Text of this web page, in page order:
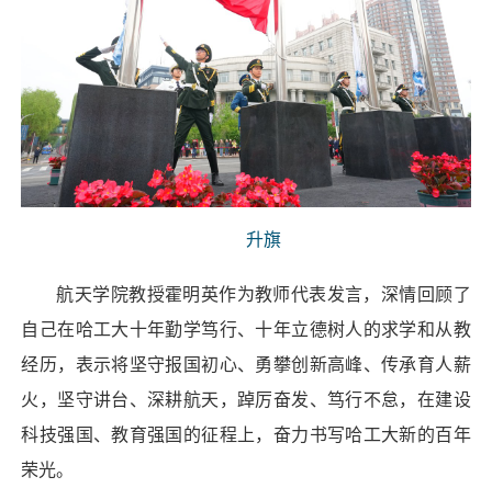
升旗
航天学院教授霍明英作为教师代表发言，深情回顾了
自己在哈工大十年勤学笃行、十年立德树人的求学和从教
经历，表示将坚守报国初心、勇攀创新高峰、传承育人薪
火，坚守讲台、深耕航天，踔厉奋发、笃行不怠，在建设
科技强国、教育强国的征程上，奋力书写哈工大新的百年
荣光。